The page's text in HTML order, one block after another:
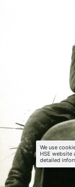
We use
HSE website
detailed